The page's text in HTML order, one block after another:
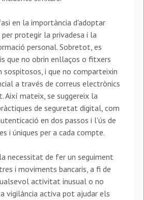
en la importància d'adoptar
protegir la privadesa i la
personal. Sobretot, es
que no obrin enllaços o fitxers
sospitosos, i que no comparteixin
a través de correus electrònics
Així mateix, se suggereix la
de seguretat digital, com
en dos passos i l'ús de
i úniques per a cada compte.
necessitat de fer un seguiment
i moviments bancaris, a fi de
activitat inusual o no
vigilància activa pot ajudar els